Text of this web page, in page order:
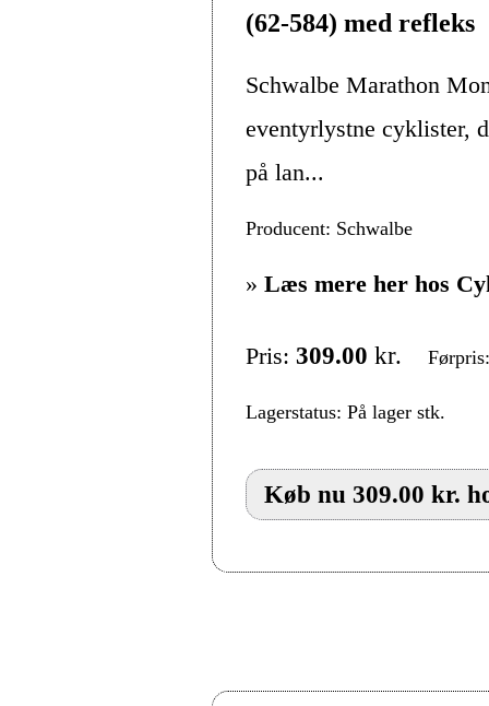
(62-584) med refleks
Schwalbe Marathon
eventyrlystne cyklister,
på lan...
Producent: Schwalbe
» Læs mere her hos
Pris: 309.00 kr.
Lagerstatus: På lager stk.
Køb nu 309.00 kr.